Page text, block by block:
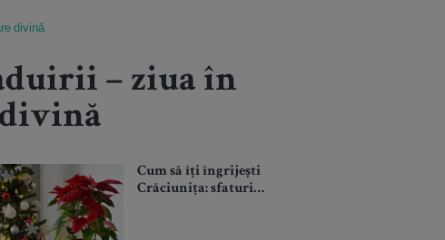
divină
– ziua în
Cum să îți îngrijești
Crăciunița: sfaturi